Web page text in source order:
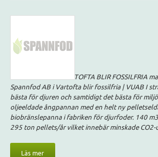
SPANNFOD AB I VARTOFTA BLIR FOSSILFRIA
Spannfod AB i Vartofta blir fossilfria | VUAB I
bästa för djuren och samtidigt det bästa för
oljeeldade ångpannan med en helt ny
biobränslepanna i fabriken för djurfoder. 140
295 ton pellets/år vilket innebär minskade
Läs mer